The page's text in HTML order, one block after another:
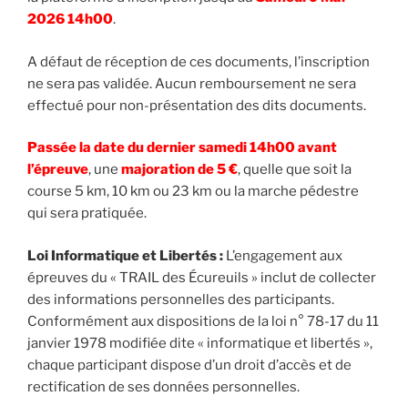
2026 14h00.
A défaut de réception de ces documents, l’inscription
ne sera pas validée. Aucun remboursement ne sera
effectué pour non-présentation des dits documents.
Passée la date du dernier samedi 14h00 avant
l’épreuve, une majoration de 5 €, quelle que soit la
course 5 km, 10 km ou 23 km ou la marche pédestre
qui sera pratiquée.
Loi Informatique et Libertés : L’engagement aux
épreuves du « TRAIL des Écureuils » inclut de collecter
des informations personnelles des participants.
Conformément aux dispositions de la loi n° 78-17 du 11
janvier 1978 modifiée dite « informatique et libertés »,
chaque participant dispose d’un droit d’accès et de
rectification de ses données personnelles.